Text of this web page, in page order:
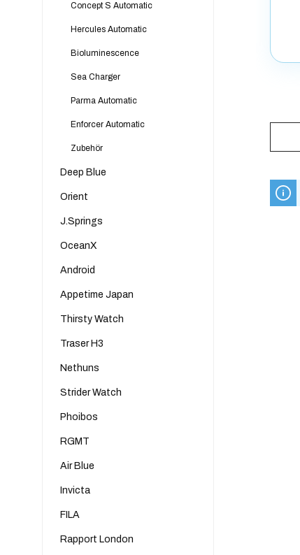
Concept S Automatic
Hercules Automatic
Bioluminescence
Sea Charger
Parma Automatic
Enforcer Automatic
Zubehör
Deep Blue
Orient
J.Springs
OceanX
Android
Appetime Japan
Thirsty Watch
Traser H3
Nethuns
Strider Watch
Phoibos
RGMT
Air Blue
Invicta
FILA
Rapport London